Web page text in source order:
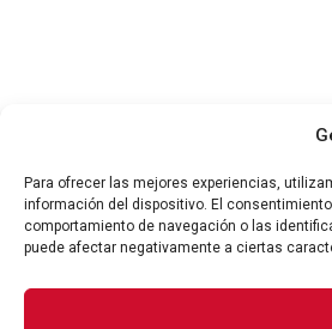
Para ofrecer las mejores experiencias,
información del dispositivo. El
comportamiento de navegación o las
puede afectar negativamente a ciertas